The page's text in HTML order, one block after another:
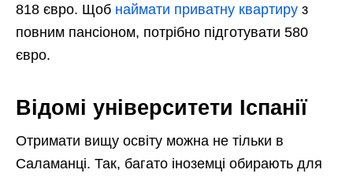
818 євро. Щоб наймати приватну квартиру з
повним пансіоном, потрібно підготувати 580
євро.
Відомі університети Іспанії
Отримати вищу освіту можна не тільки в
Саламанці. Так, багато іноземці обирають для